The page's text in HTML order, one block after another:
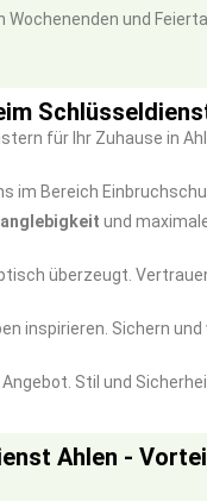
Wochenenden und
für Ihr Zuhause in
im Bereich
und
überzeugt.
inspirieren. Sichern
Stil und
Ahlen -